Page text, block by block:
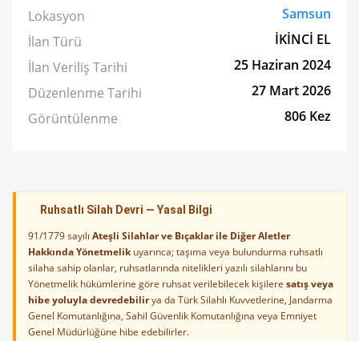
Lokasyon
Samsun
İlan Türü
İKİNCİ EL
İlan Veriliş Tarihi
25 Haziran 2024
Düzenlenme Tarihi
27 Mart 2026
Görüntülenme
806 Kez
Ruhsatlı Silah Devri — Yasal Bilgi
91/1779 sayılı Ateşli Silahlar ve Bıçaklar ile Diğer Aletler
Hakkında Yönetmelikuyarınca; taşıma veya bulundurma ruhsatlı
silaha sahip olanlar, ruhsatlarında nitelikleri yazılı silahlarını bu
Yönetmelik hükümlerine göre ruhsat verilebilecek kişilere satış veya
hibe yoluyla devredebilirya da Türk Silahlı Kuvvetlerine, Jandarma
Genel Komutanlığına, Sahil Güvenlik Komutanlığına veya Emniyet
Genel Müdürlüğüne hibe edebilirler.